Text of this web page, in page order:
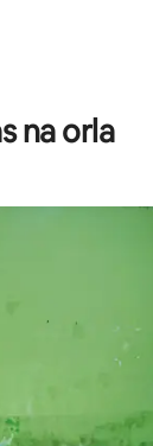
na orla